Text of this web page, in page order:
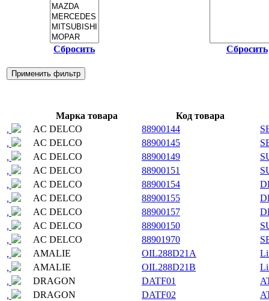
Сбросить Сбросить
Марка товара
Код товара
,
AC DELCO 88900144
,
AC DELCO 88900145
,
AC DELCO 88900149
,
AC DELCO 88900151
,
AC DELCO 88900154
,
AC DELCO 88900155
,
AC DELCO 88900157
,
AC DELCO 88900150
,
AC DELCO 88901970
,
AMALIE OIL288D21A
,
AMALIE OIL288D21B
,
DRAGON DATF01
,
DRAGON DATF02